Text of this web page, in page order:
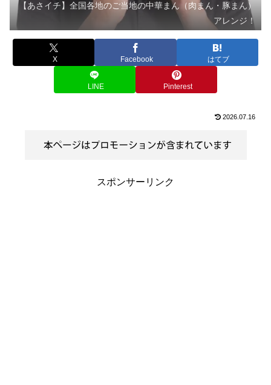
【あさイチ】全国各地のご当地の中華まん（肉まん・豚まん）
アレンジ！
X Facebook はてブ
LINE Pinterest
2026.07.16
スポンサーリンク